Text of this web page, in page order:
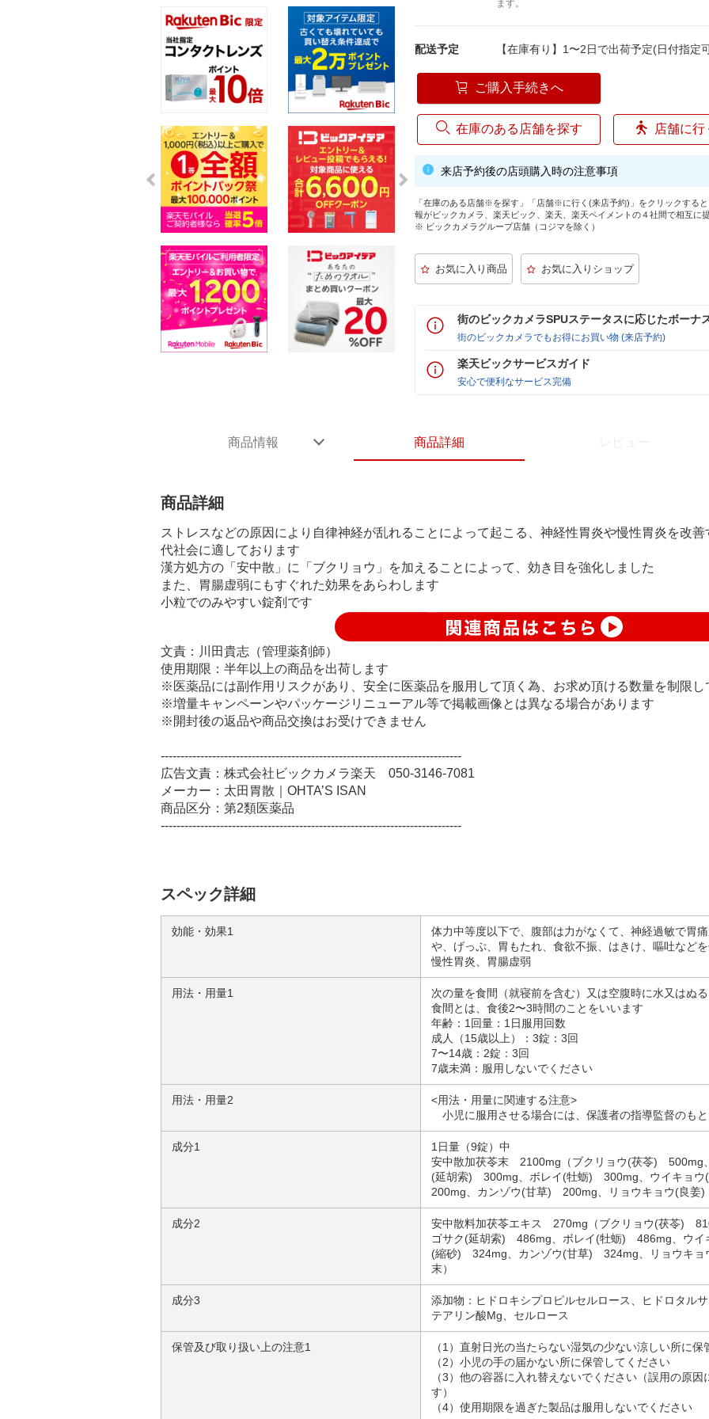
ます。
配送予定 【在庫有り】1〜2日で出荷予定(日付指定
ご購入手続きへ
在庫のある店舗を探す 店舗に
来店予約後の店頭購入時の注意事項
「在庫のある店舗※を探す」「店舗※に行く(来店予約)」をクリックする
報がビックカメラ、楽天ビック、楽天、楽天ペイメントの４社間で相互に
※ ビックカメラグループ店舗（コジマを除く）
街のビックカメラSPUステータスに応じたボーナ
街のビックカメラでもお得にお買い物 (来店予約)
楽天ビックサービスガイド
安心で便利なサービス完備
商品情報 商品詳細
商品詳細
ストレスなどの原因により自律神経が乱れることによって起こる、神経性胃炎や慢性胃炎を改
代社会に適しております
漢方処方の「安中散」に「ブクリョウ」を加えることによって、効き目を強化しました
また、胃腸虚弱にもすぐれた効果をあらわします
小粒でのみやすい錠剤です
文責：川田貴志（管理薬剤師）
使用期限：半年以上の商品を出荷します
※医薬品には副作用リスクがあり、安全に医薬品を服用して頂く為、お求め頂ける数量を制限し
※増量キャンペーンやパッケージリニューアル等で掲載画像とは異なる場合があります
※開封後の返品や商品交換はお受けできません
----------------------------------------------------------------------------
広告文責：株式会社ビックカメラ楽天 050-3146-7081
メーカー：太田胃散｜OHTA’S ISAN
商品区分：第2類医薬品
----------------------------------------------------------------------------
スペック詳細
効能・効果1
体力中等度以下で、腹部は力がなくて、神経過敏で胃
や、げっぷ、胃もたれ、食欲不振、はきけ、嘔吐など
慢性胃炎、胃腸虚弱
用法・用量1
次の量を食間（就寝前を含む）又は空腹時に水又はぬ
食間とは、食後2〜3時間のことをいいます
年齢：1回量：1日服用回数
成人（15歳以上）：3錠：3回
7〜14歳：2錠：3回
7歳未満：服用しないでください
用法・用量2
<用法・用量に関連する注意>
小児に服用させる場合には、保護者の指導監督のも
成分1
1日量（9錠）中
安中散加茯苓末 2100mg（ブクリョウ(茯苓) 500mg
(延胡索) 300mg、ボレイ(牡蛎) 300mg、ウイキョ
200mg、カンゾウ(甘草) 200mg、リョウキョウ(良
成分2
安中散料加茯苓エキス 270mg（ブクリョウ(茯苓)
ゴサク(延胡索) 486mg、ボレイ(牡蛎) 486mg、ウ
(縮砂) 324mg、カンゾウ(甘草) 324mg、リョウキ
末）
成分3
添加物：ヒドロキシプロピルセルロース、ヒドロタル
テアリン酸Mg、セルロース
保管及び取り扱い上の注意1
（1）直射日光の当たらない湿気の少ない涼しい所に保
（2）小児の手の届かない所に保管してください
（3）他の容器に入れ替えないでください（誤用の原
す）
（4）使用期限を過ぎた製品は服用しないでください